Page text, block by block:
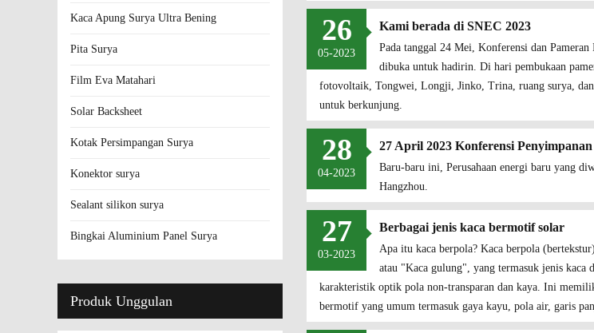
26
05-2023
Kami berada di SNEC 2023
Pada tanggal 24 Mei, Konferensi dan
dibuka untuk hadirin. Di hari pembukaan
fotovoltaik, Tongwei, Longji, Jinko, Trina, ruang surya, dan
untuk berkunjung.
28
04-2023
27 April 2023 Konferensi
Baru-baru ini, Perusahaan energi baru yang
Hangzhou.
27
03-2023
Berbagai jenis kaca bermotif solar
Apa itu kaca berpola? Kaca berpola
atau "Kaca gulung", yang termasuk jenis kaca
karakteristik optik pola non-transparan dan kaya. Ini
bermotif yang umum termasuk gaya kayu, pola air, garis
Kaca Apung Surya Ultra Bening
Pita Surya
Film Eva Matahari
Solar Backsheet
Kotak Persimpangan Surya
Konektor surya
Sealant silikon surya
Bingkai Aluminium Panel Surya
Produk Unggulan